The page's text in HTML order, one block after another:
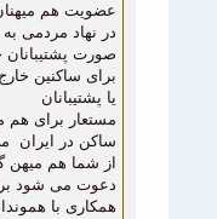
عضویت هم میهنان و افراد
در نهاد مردمی به دو
صورت پشتیبانان حقیقی
برای ساکنین خارج کشور و
یا پشتیبانان
مستعار برایهم میهنان
ساکن در ایران می باشد.
از شما هم میهن گرامی
دعوت می شود برای
همکاری با هموندان نهاد